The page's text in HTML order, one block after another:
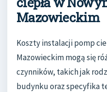
Mazowieckim
Koszty instalacji pomp
Mazowieckim mogą się
czynników, takich jak
budynku oraz specyfika